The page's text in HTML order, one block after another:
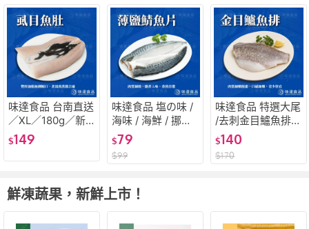
味達食品 台南直送
／XL／180g／新
鮮去刺／無刺／虱
目魚肚／虱目魚／
海鮮／生鮮／魚類
虱目魚
$149
味達食品 塩の味 /
海味 / 海鮮 / 挪威
鯖魚 / 一夜干 / 鯖
魚 / 新鮮鯖魚 /冷
凍醃漬鯖魚
$79
$99
味達食品 特選大尾
/去刺金目鱸魚排 /
鱸魚片 / 海鮮 / 金
目鱸魚 / 生鮮 / 解
凍即可直接料理 /
$140
$170
鮮凍蔬果，新鮮上市！